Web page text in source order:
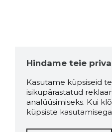
Hindame teie
Kasutame küpsiseid
isikupärastatud
analüüsimiseks. Kui
küpsiste